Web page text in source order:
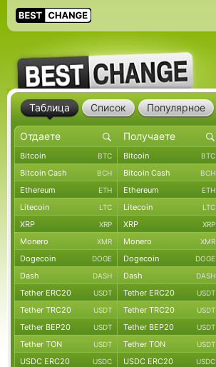
Таблица Список Популярное
Bitcoin BTC Bitcoin BTC
Bitcoin Cash BCH Bitcoin Cash BCH
Ethereum ETH Ethereum ETH
Litecoin LTC Litecoin LTC
XRP XRP XRP XRP
Monero XMR Monero XMR
Dogecoin DOGE Dogecoin DOGE
Dash DASH Dash DASH
Tether ERC20 USDT Tether ERC20 USDT
Tether TRC20 USDT Tether TRC20 USDT
Tether BEP20 USDT Tether BEP20 USDT
Tether TON USDT Tether TON USDT
USDC ERC20 USDC USDC ERC20 USDC